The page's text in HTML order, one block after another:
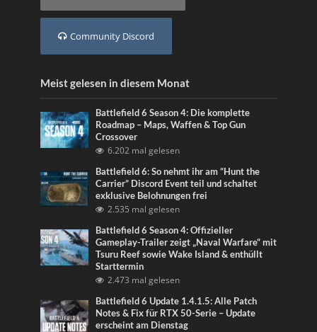
Community Discord
Meist gelesen in diesem Monat
Battlefield 6 Season 4: Die komplette
Roadmap – Maps, Waffen & Top Gun
Crossover
6.202 mal gelesen
Battlefield 6: So nehmt ihr am “Hunt the
Carrier” Discord Event teil und schaltet
exklusive Belohnungen frei
2.535 mal gelesen
Battlefield 6 Season 4: Offizieller
Gameplay-Trailer zeigt „Naval Warfare“ mit
Tsuru Reef sowie Wake Island & enthüllt
Starttermin
2.473 mal gelesen
Battlefield 6 Update 1.4.1.5: Alle Patch
Notes & Fix für RTX 50-Serie – Update
erscheint am Dienstag